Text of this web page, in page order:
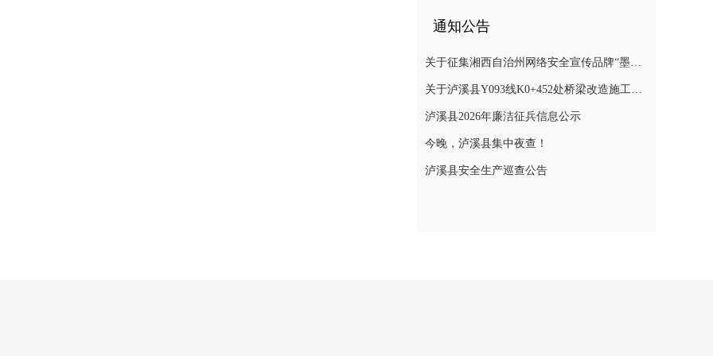
通知公告
关于征集湘西自治州网络安全宣传品牌“墨攻”主题形象的公告
关于泸溪县Y093线K0+452处桥梁改造施工期间实施交通管制的通告
泸溪县2026年廉洁征兵信息公示
今晚，泸溪县集中夜查！
泸溪县安全生产巡查公告